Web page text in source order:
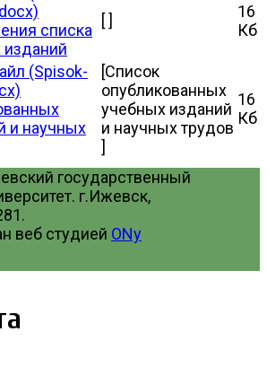
списка
изданий
[ ]
16
Кб
и научных
[Список
опубликованных
учебных изданий
и научных трудов
]
16
Кб
государственный
г.Ижевск,
веб студией ONy